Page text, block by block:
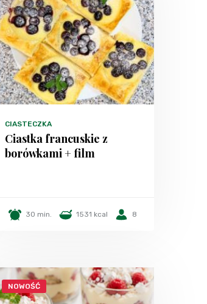
CIASTECZKA
Ciastka francuskie z
borówkami + film
30 min. 1531 kcal 8
NOWOŚĆ